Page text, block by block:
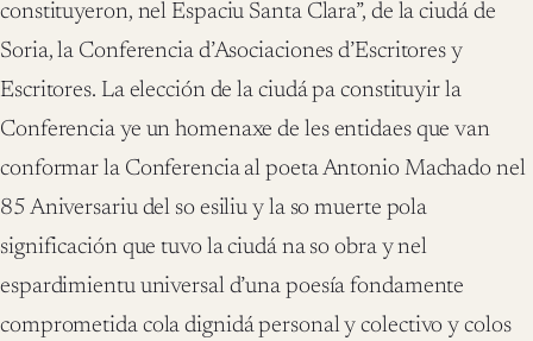
constituyeron, nel Espaciu Santa Clara”, de la ciudá de
Soria, la Conferencia d’Asociaciones d’Escritores y
Escritores. La elección de la ciudá pa constituyir la
Conferencia ye un homenaxe de les entidaes que van
conformar la Conferencia al poeta Antonio Machado nel
85 Aniversariu del so esiliu y la so muerte pola
significación que tuvo la ciudá na so obra y nel
espardimientu universal d’una poesía fondamente
comprometida cola dignidá personal y colectivo y colos